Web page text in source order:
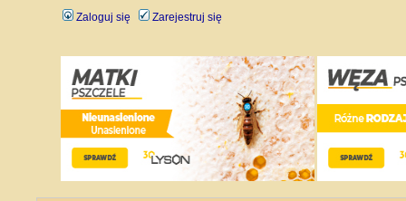
Zaloguj się Zarejestruj się